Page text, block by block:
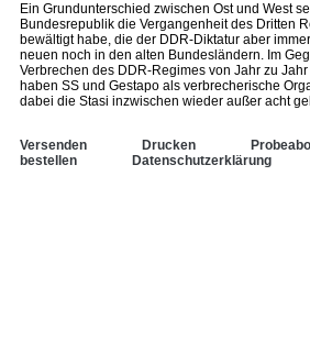
Ein Grundunterschied zwischen Ost und West
Bundesrepublik die Vergangenheit des Dritten
bewältigt habe, die der DDR-Diktatur aber
neuen noch in den alten Bundesländern. Im
Verbrechen des DDR-Regimes von Jahr zu
haben SS und Gestapo als verbrecherische
dabei die Stasi inzwischen wieder außer acht
Versenden Drucken
Probeabo
bestellen
Datenschutzerklärung